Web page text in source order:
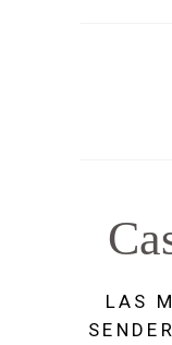
LAS